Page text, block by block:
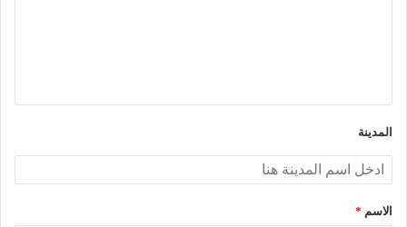
المدينة
الاسم *